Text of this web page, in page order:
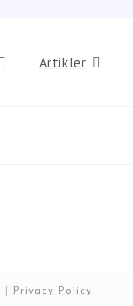
Artikler
Privacy Policy